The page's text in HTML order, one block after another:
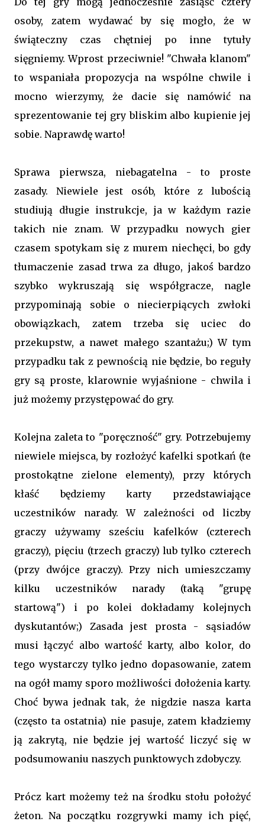
osoby, zatem wydawać by się mogło, że w
świąteczny czas chętniej po inne tytuły
sięgniemy. Wprost przeciwnie! "Chwała klanom"
to wspaniała propozycja na wspólne chwile i
mocno wierzymy, że dacie się namówić na
sprezentowanie tej gry bliskim albo kupienie jej
sobie. Naprawdę warto!
Sprawa pierwsza, niebagatelna - to proste
zasady. Niewiele jest osób, które z lubością
studiują długie instrukcje, ja w każdym razie
takich nie znam. W przypadku nowych gier
czasem spotykam się z murem niechęci, bo gdy
tłumaczenie zasad trwa za długo, jakoś bardzo
szybko wykruszają się współgracze, nagle
przypominają sobie o niecierpiących zwłoki
obowiązkach, zatem trzeba się uciec do
przekupstw, a nawet małego szantażu;) W tym
przypadku tak z pewnością nie będzie, bo reguły
gry są proste, klarownie wyjaśnione - chwila i
już możemy przystępować do gry.
Kolejna zaleta to "poręczność" gry. Potrzebujemy
niewiele miejsca, by rozłożyć kafelki spotkań (te
prostokątne zielone elementy), przy których
kłaść będziemy karty przedstawiające
uczestników narady. W zależności od liczby
graczy używamy sześciu kafelków (czterech
graczy), pięciu (trzech graczy) lub tylko czterech
(przy dwójce graczy). Przy nich umieszczamy
kilku uczestników narady (taką "grupę
startową") i po kolei dokładamy kolejnych
dyskutantów;) Zasada jest prosta - sąsiadów
musi łączyć albo wartość karty, albo kolor, do
tego wystarczy tylko jedno dopasowanie, zatem
na ogół mamy sporo możliwości dołożenia karty.
Choć bywa jednak tak, że nigdzie nasza karta
(często ta ostatnia) nie pasuje, zatem kładziemy
ją zakrytą, nie będzie jej wartość liczyć się w
podsumowaniu naszych punktowych zdobyczy.
Prócz kart możemy też na środku stołu położyć
żeton. Na początku rozgrywki mamy ich pięć,